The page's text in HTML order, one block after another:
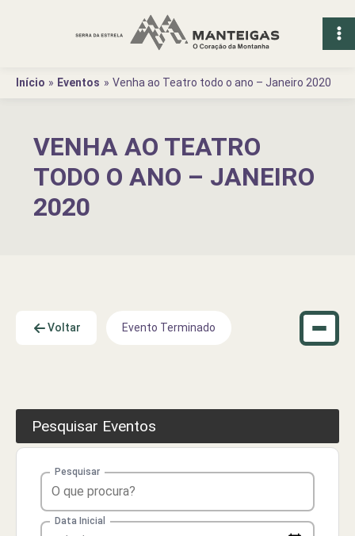
Início
Eventos Venha ao Teatro todo o ano – Janeiro 2020
VENHA AO TEATRO
TODO O ANO – JANEIRO
2020
Voltar Evento Terminado
Pesquisar Eventos
Pesquisar eventos
Pesquisar
Data Inicial